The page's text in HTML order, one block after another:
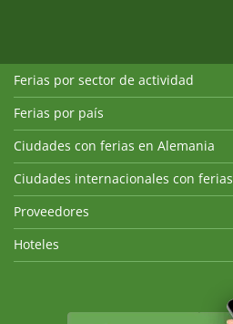
Ferias por sector de actividad
Ferias por país
Ciudades con ferias en Alemania
Ciudades internacionales con ferias
Proveedores
Hoteles